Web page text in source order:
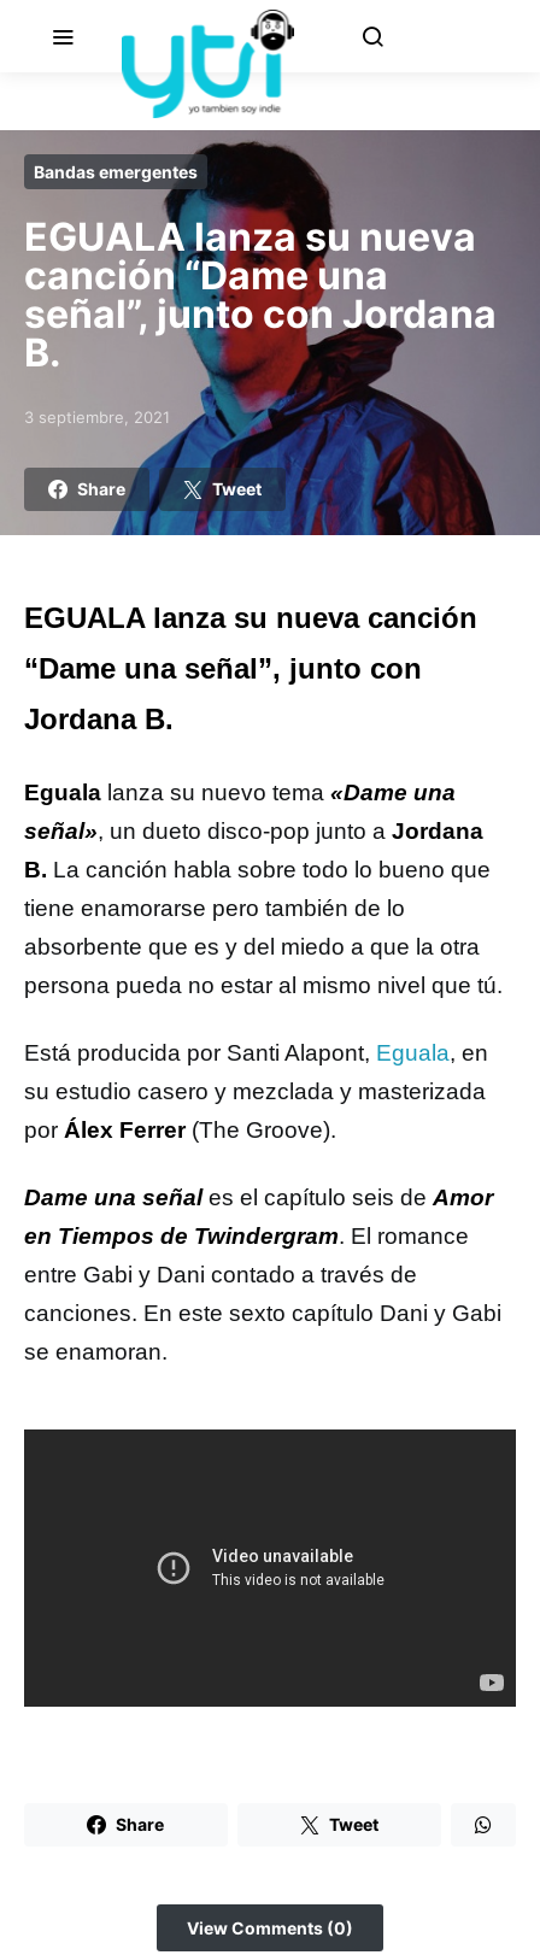
Bandas emergentes
EGUALA lanza su nueva
canción “Dame una
señal”, junto con Jordana
B.
Posted on
3 septiembre, 2021
Share Tweet
EGUALA lanza su nueva canción
“Dame una señal”, junto con
Jordana B.
Eguala lanza su nuevo tema «Dame una
señal», un dueto disco-pop junto a Jordana
B. La canción habla sobre todo lo bueno que
tiene enamorarse pero también de lo
absorbente que es y del miedo a que la otra
persona pueda no estar al mismo nivel que tú.
Está producida por Santi Alapont, Eguala, en
su estudio casero y mezclada y masterizada
por Álex Ferrer(The Groove).
Dame una señales el capítulo seis de Amor
en Tiempos de Twindergram. El romance
entre Gabi y Dani contado a través de
canciones. En este sexto capítulo Dani y Gabi
se enamoran.
Share Tweet
View Comments (0)